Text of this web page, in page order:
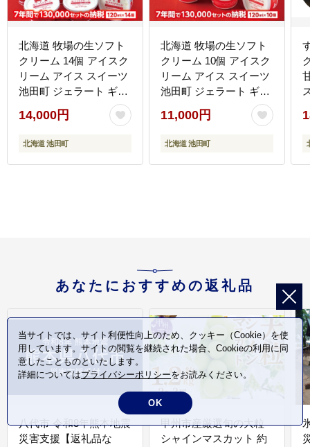
北海道 牧場の生ソフト
クリーム 14個 アイスク
リーム アイス スイーツ
池田町 ジェラート ギフ
ト ソフトクリーム
120ml×14個 国産
14,000円
北海道 池田町
北海道 牧場の生ソフト
クリーム 10個 アイスク
リーム アイス スイーツ
池田町 ジェラート ギフ
ト ソフトクリーム
120ml×10個 国産
11,000円
北海道 池田町
あなたにおすすめの返礼品
八代市 令和8年熊本地震
災害支援【返礼品な
甲州市産厳選旬の大粒
シャインマスカット 約
当サイトでは、サイト利便性向上のため、クッキー（Cookie）を使
用しています。サイトの閲覧を継続された場合、Cookieの利用に同
意したことものといたします。
詳細についてはプライバシーポリシーをお読みください。
OK